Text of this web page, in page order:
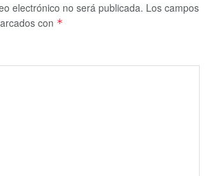
electrónico no será publicada. Los campos
con *